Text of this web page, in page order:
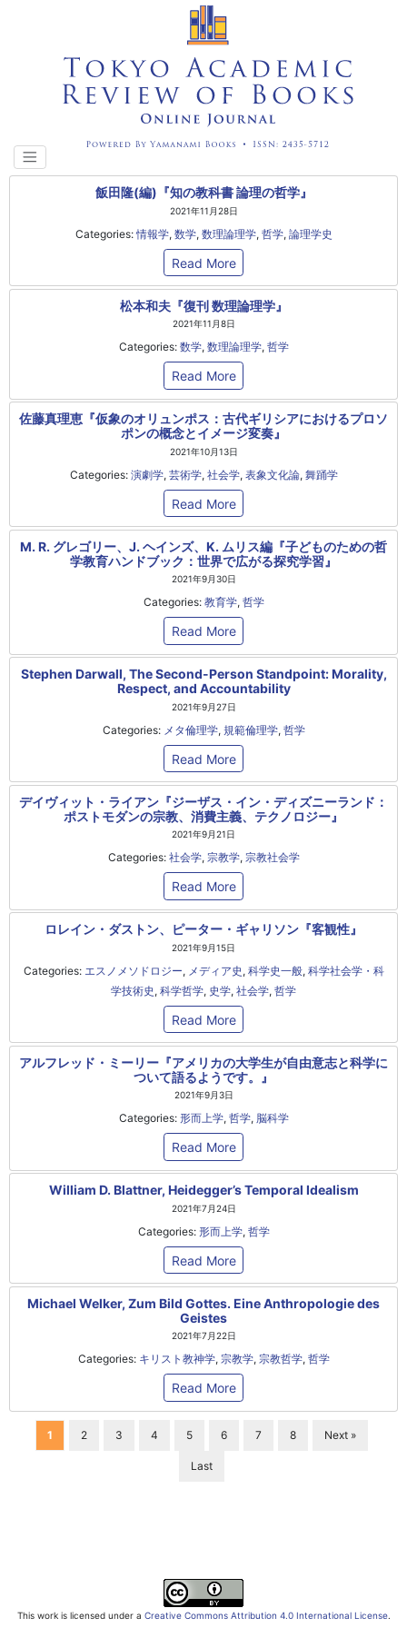
飯田隆(編)『知の教科書 論理の哲学』
2021年11月28日
Categories:情報学, 数学, 数理論理学, 哲学, 論理学史
Read More
松本和夫『復刊 数理論理学』
2021年11月8日
Categories: 数学, 数理論理学, 哲学
Read More
佐藤真理恵『仮象のオリュンポス：古代ギリシアにおけるプロソ
ポンの概念とイメージ変奏』
2021年10月13日
Categories: 演劇学, 芸術学, 社会学, 表象文化論, 舞踊学
Read More
M. R. グレゴリー、J. ヘインズ、K. ムリス編『子どものための哲
学教育ハンドブック：世界で広がる探究学習』
2021年9月30日
Categories: 教育学, 哲学
Read More
Stephen Darwall, The Second-Person Standpoint: Morality,
Respect, and Accountability
2021年9月27日
Categories: メタ倫理学, 規範倫理学, 哲学
Read More
デイヴィット・ライアン『ジーザス・イン・ディズニーランド：
ポストモダンの宗教、消費主義、テクノロジー』
2021年9月21日
Categories: 社会学, 宗教学, 宗教社会学
Read More
ロレイン・ダストン、ピーター・ギャリソン『客観性』
2021年9月15日
Categories: エスノメソドロジー, メディア史 , 科学史一般, 科学社会学・科
学技術史 , 科学哲学, 史学, 社会学, 哲学
Read More
アルフレッド・ミーリー『アメリカの大学生が自由意志と科学に
ついて語るようです。』
2021年9月3日
Categories: 形而上学, 哲学, 脳科学
Read More
William D. Blattner, Heidegger’s Temporal Idealism
2021年7月24日
Categories: 形而上学, 哲学
Read More
Michael Welker, Zum Bild Gottes. Eine Anthropologie des
Geistes
2021年7月22日
Categories: キリスト教神学, 宗教学, 宗教哲学, 哲学
Read More
1 2 3 4 5 6 7 8 Next »
Last
This work is licensed under a Creative Commons Attribution 4.0 International License.